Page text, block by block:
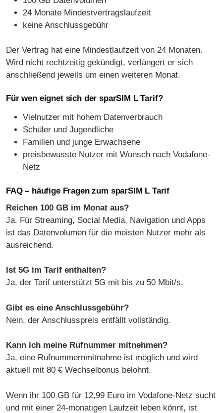
24 Monate Mindestvertragslaufzeit
keine Anschlussgebühr
Der Vertrag hat eine Mindestlaufzeit von 24 Monaten.
Wird nicht rechtzeitig gekündigt, verlängert er sich
anschließend jeweils um einen weiteren Monat.
Für wen eignet sich der sparSIM L Tarif?
Vielnutzer mit hohem Datenverbrauch
Schüler und Jugendliche
Familien und junge Erwachsene
preisbewusste Nutzer mit Wunsch nach Vodafone-
Netz
FAQ – häufige Fragen zum sparSIM L Tarif
Reichen 100 GB im Monat aus?
Ja. Für Streaming, Social Media, Navigation und Apps
ist das Datenvolumen für die meisten Nutzer mehr als
ausreichend.
Ist 5G im Tarif enthalten?
Ja, der Tarif unterstützt 5G mit bis zu 50 Mbit/s.
Gibt es eine Anschlussgebühr?
Nein, der Anschlusspreis entfällt vollständig.
Kann ich meine Rufnummer mitnehmen?
Ja, eine Rufnummernmitnahme ist möglich und wird
aktuell mit 80 € Wechselbonus belohnt.
Wenn ihr 100 GB für 12,99 Euro im Vodafone-Netz sucht
und mit einer 24-monatigen Laufzeit leben könnt, ist